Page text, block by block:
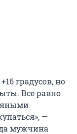
градусов, но
Все равно
—
мужчина